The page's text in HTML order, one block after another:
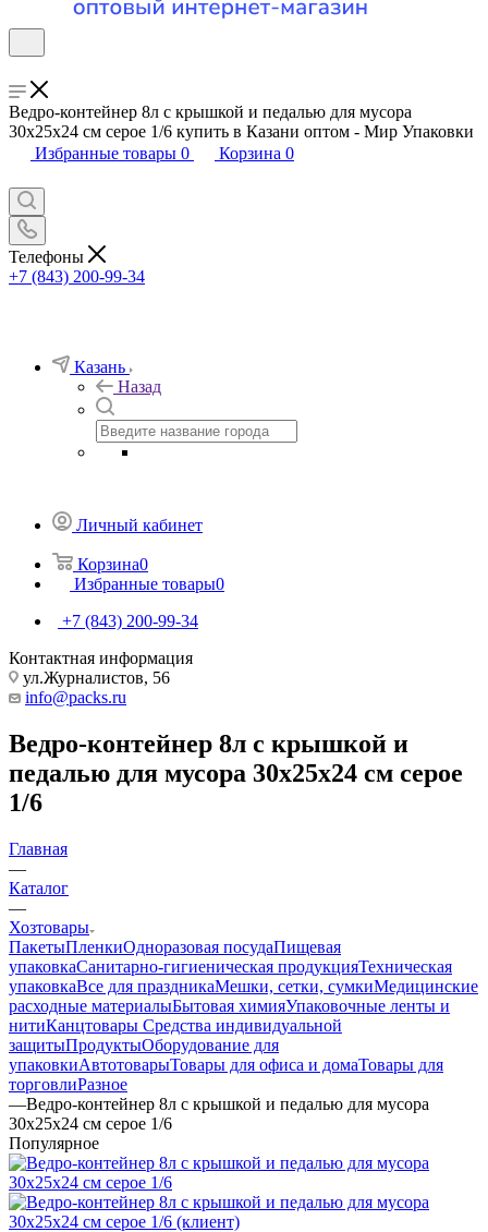
Ведро-контейнер 8л с крышкой и педалью для мусора
30х25х24 см серое 1/6 купить в Казани оптом - Мир Упаковки
Избранные товары 0 Корзина 0
Телефоны
+7 (843) 200-99-34
Казань
Назад
Личный кабинет
Корзина0
Избранные товары0
+7 (843) 200-99-34
Контактная информация
ул.Журналистов, 56
info@packs.ru
Ведро-контейнер 8л с крышкой и
педалью для мусора 30х25х24 см серое
1/6
Главная
—
Каталог
—
Хозтовары
ПакетыПленкиОдноразовая посудаПищевая
упаковкаСанитарно-гигиеническая продукцияТехническая
упаковкаВсе для праздникаМешки, сетки, сумкиМедицинские
расходные материалыБытовая химияУпаковочные ленты и
нитиКанцтовары Средства индивидуальной
защитыПродуктыОборудование для
упаковкиАвтотоварыТовары для офиса и домаТовары для
торговлиРазное
—Ведро-контейнер 8л с крышкой и педалью для мусора
30х25х24 см серое 1/6
Популярное